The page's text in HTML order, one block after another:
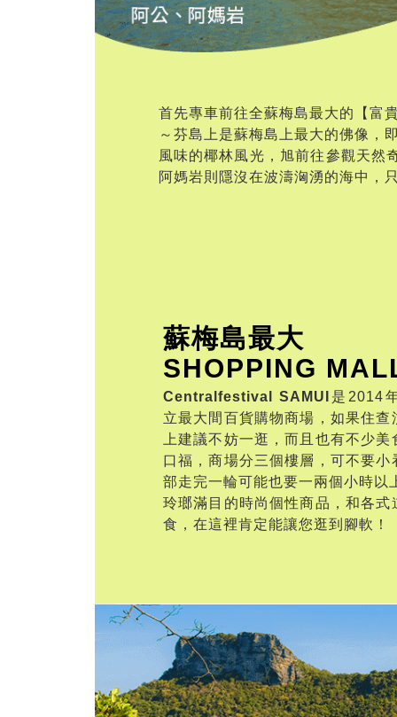
首先專車前往全蘇梅島最大的【富
～芬島上是蘇梅島上最大的佛像，
風味的椰林風光，旭前往參觀天然
阿媽岩則隱沒在波濤洶湧的海中，
蘇梅島最大
SHOPPING
Centralfestival SAMUI 是2014
立最大間百貨購物商場，如果住查
上建議不妨一逛，而且也有不少
口福，商場分三個樓層，可不要小
部走完一輪可能也要一兩個小時以
玲瑯滿目的時尚個性商品，和各式
食，在這裡肯定能讓您逛到腳軟！